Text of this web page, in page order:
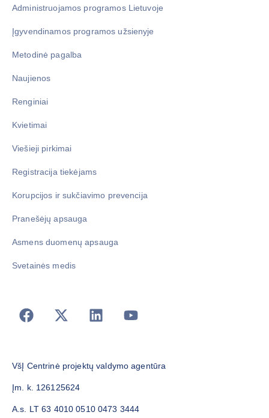
Administruojamos programos Lietuvoje
Įgyvendinamos programos užsienyje
Metodinė pagalba
Naujienos
Renginiai
Kvietimai
Viešieji pirkimai
Registracija tiekėjams
Korupcijos ir sukčiavimo prevencija
Pranešėjų apsauga
Asmens duomenų apsauga
Svetainės medis
VšĮ Centrinė projektų valdymo agentūra
Įm. k. 126125624
A.s. LT 63 4010 0510 0473 3444